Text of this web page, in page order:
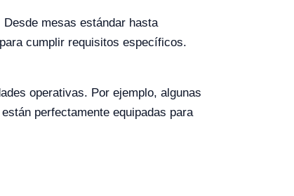
mesas estándar hasta
cumplir requisitos específicos.
operativas. Por ejemplo, algunas
perfectamente equipadas para